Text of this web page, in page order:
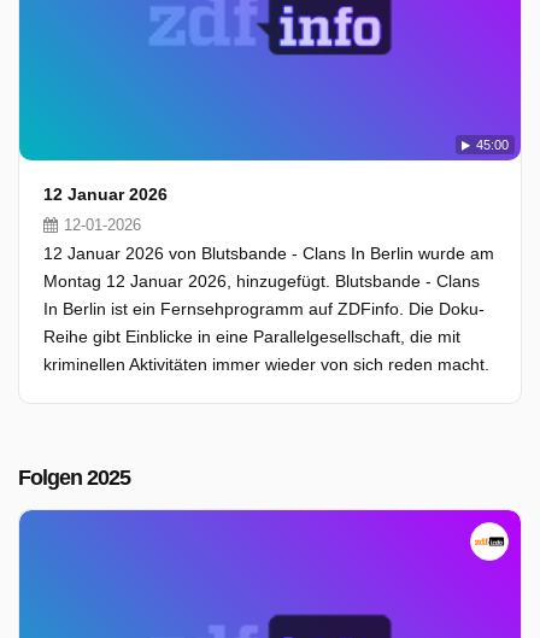
45:00
12 Januar 2026
12-01-2026
12 Januar 2026 von Blutsbande - Clans In Berlin wurde am
Montag 12 Januar 2026, hinzugefügt. Blutsbande - Clans
In Berlin ist ein Fernsehprogramm auf ZDFinfo. Die Doku-
Reihe gibt Einblicke in eine Parallelgesellschaft, die mit
kriminellen Aktivitäten immer wieder von sich reden macht.
Folgen 2025